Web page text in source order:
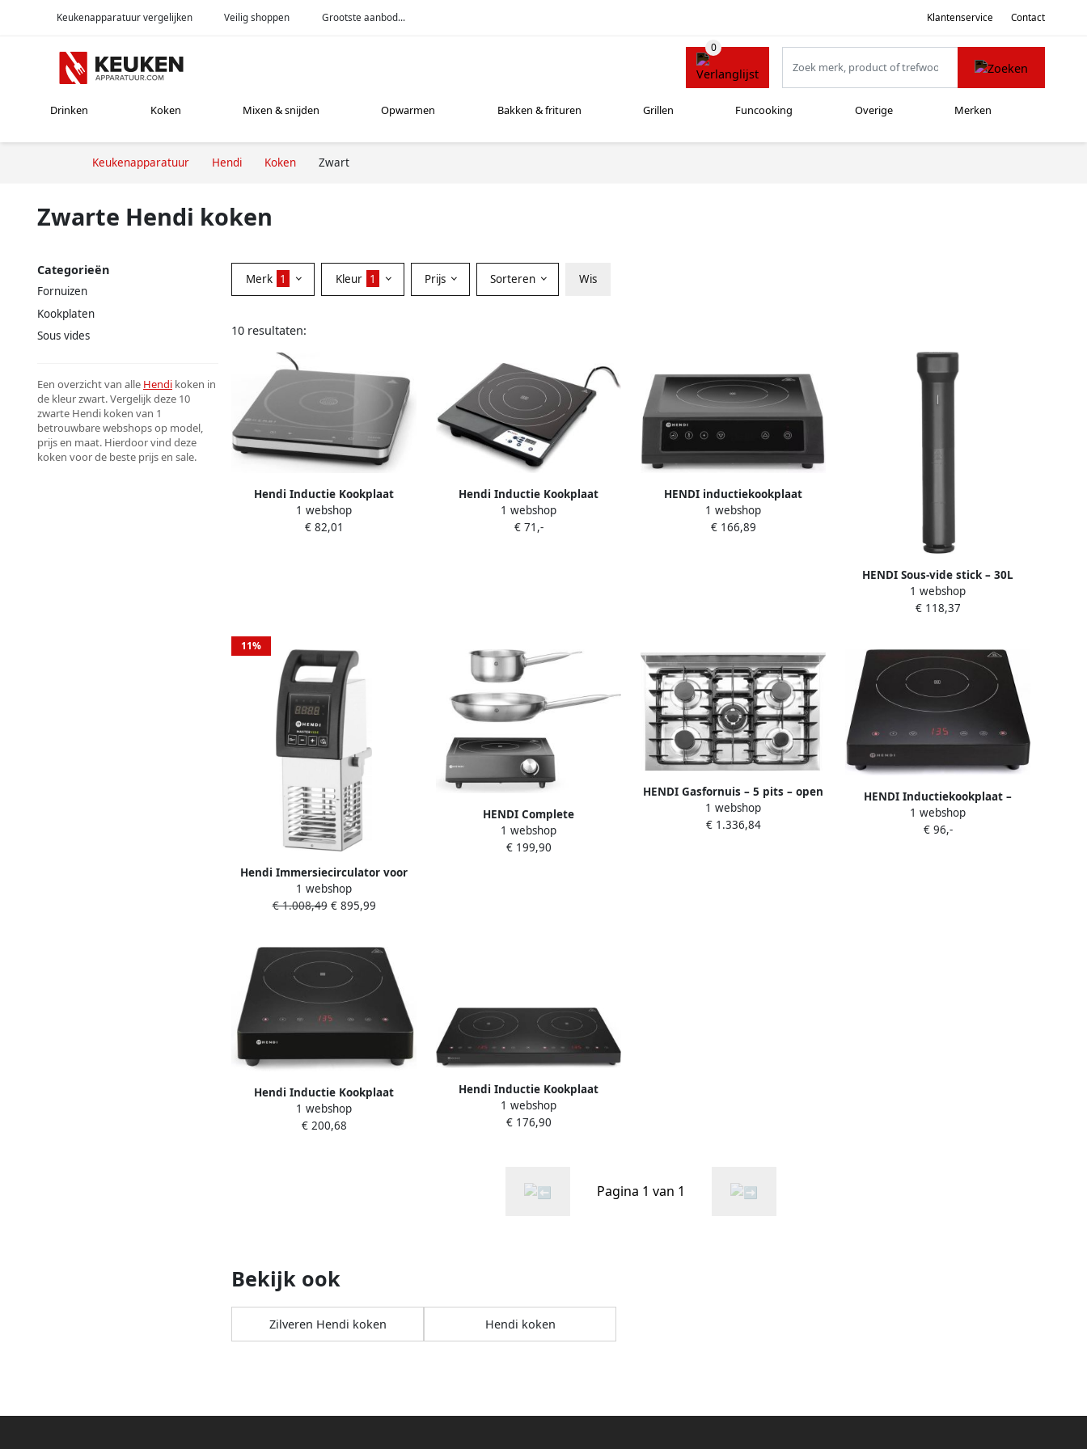
Keukenapparatuur vergelijken Veilig shoppen Grootste aanbod... Klantenservice Contact
Drinken Koken Mixen & snijden Opwarmen Bakken & frituren Grillen Funcooking Overige Merken
Keukenapparatuur Hendi Koken Zwart
Zwarte Hendi koken
Categorieën
Fornuizen
Kookplaten
Sous vides
Een overzicht van alle Hendi koken in
de kleur zwart. Vergelijk deze 10
zwarte Hendi koken van 1
betrouwbare webshops op model,
prijs en maat. Hierdoor vind deze
koken voor de beste prijs en sale.
Merk 1 Kleur 1 Prijs Sorteren Wis
10 resultaten:
Hendi Inductie Kookplaat
Vrijstaand 1 Pits Professionele
Elektrische Kookplaat Model:
1 webshop
€ 82,01
Hendi Inductie Kookplaat
Vrijstaand 1 Pits Professionele
Elektrische Kookplaat Model:
1 webshop
€ 71,-
HENDI inductiekookplaat
koolstofstaal en gehard
veiligheidsglas 3500 W 15
1 webshop
€ 166,89
HENDI Sous-vide stick – 30L
capaciteit – Zwart – Precisie
temperatuurregeling –
1 webshop
€ 118,37
11%
Hendi Immersiecirculator voor
Sous Vide Koken MASTERVIDE 56L
230V 2000W 137x215x(H)361mm
1 webshop
€ 1.008,49€ 895,99
HENDI Complete
inductiekookplaat set – 3500W –
inclusief steelpan en koekenpan
1 webshop
€ 199,90
HENDI Gasfornuis – 5 pits – open
frame – roestvast staal – 14 3 kW
– 900x640x910 mm
1 webshop
€ 1.336,84
HENDI Inductiekookplaat –
2000W – Keramisch glas –
Aanraakbediening – Timerfunctie
1 webshop
€ 96,-
Hendi Inductie Kookplaat
Vrijstaand 1 Pits Professionele
Elektrische Kookplaat Model:
1 webshop
€ 200,68
Hendi Inductie Kookplaat
Vrijstaand 2 Pits Professionele
Elektrische Kookplaat Model:
1 webshop
€ 176,90
Pagina 1 van 1
Bekijk ook
Zilveren Hendi koken Hendi koken